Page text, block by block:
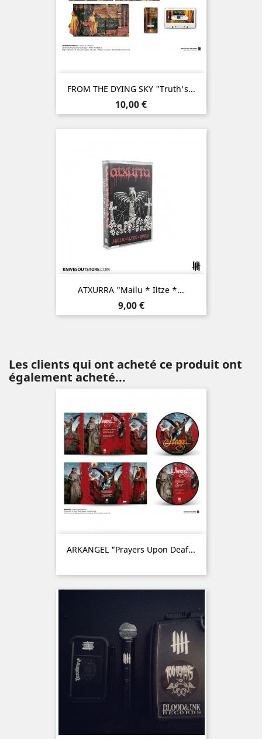
FROM THE DYING SKY "Truth's...
Prix
10,00 €
ATXURRA "Mailu * Iltze *...
Prix
9,00 €
Les clients qui ont acheté ce produit ont
également acheté...
ARKANGEL "Prayers Upon Deaf...